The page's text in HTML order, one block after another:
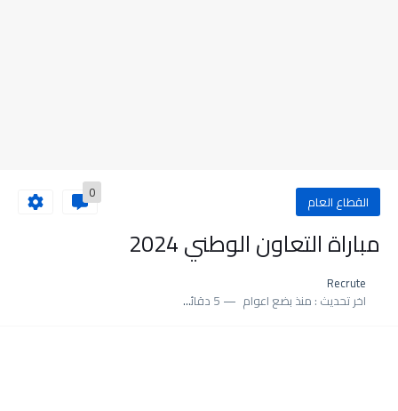
القطاع العام 0
مباراة التعاون الوطني 2024
Recrute
اخر تحديث : منذ بضع اعوام 5 دقائق للقراءة